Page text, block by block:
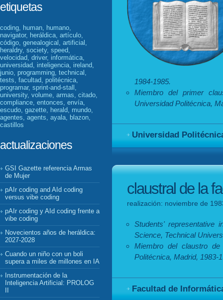
etiquetas
coding, human, humano,
navigator, heráldica, artículo,
código, genealogical, artificial,
heraldry, society, speed,
velocidad, driver, informática,
universidad, inteligencia, ireland,
junio, programming, technical,
tests, facultad, politécnica,
programar, sprint-and-stall,
university, volume, armas, citado,
compliance, entonces, envía,
escudo, gazette, herald, mundo,
agentes, agents, ayala, blazon,
castillos
actualizaciones
GSI Gazette referencia Armas
de Mujer
pAIr coding and AId coding
versus vibe coding
pAIr coding y AId coding frente a
vibe coding
Novecientos años de heráldica:
2027-2028
Cuando un niño con un boli
supera a miles de millones en IA
Instrumentación de la
Inteligencia Artificial: PROLOG
1984-1985.
Miembro del primer
Universidad Politécnica,
Universidad
claustral de la
realización: noviembre de
Students' representative
Science, Technical
Miembro del claustro
Politécnica, Madrid, 1983-
Facultad de